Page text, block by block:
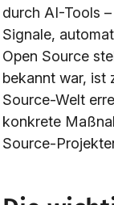
durch AI-Tools
Signale,
Open Source
bekannt war, ist
Source-Welt
konkrete
Source-